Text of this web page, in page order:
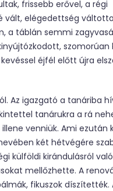
frissebb erővel, a régi
vált, elégedettség
a táblán semmi
szomorúan
éjfél előtt újra
Az igazgató a tanáriba
tanárukra a rá
venniük. Ami ezután
két hétvégére
külföldi kirándulásról való
mellőzhette. A
fikuszok díszítették.